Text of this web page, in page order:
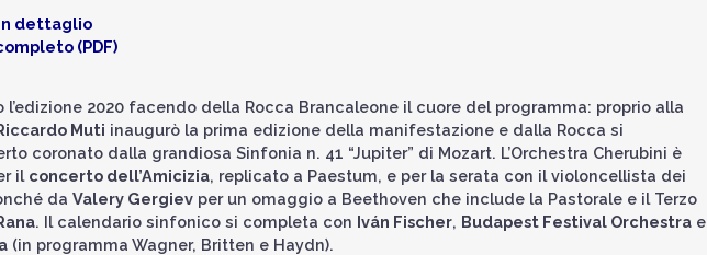
dettaglio
(PDF)
2020 facendo della Rocca Brancaleone il cuore del programma: proprio alla
Muti inaugurò la prima edizione della manifestazione e dalla Rocca si
coronato dalla grandiosa Sinfonia n. 41 “Jupiter” di Mozart. L’Orchestra Cherubini è
il concerto dell’Amicizia, replicato a Paestum, e per la serata con il violoncellista dei
da Valery Gergiev per un omaggio a Beethoven che include la Pastorale e il Terzo
. Il calendario sinfonico si completa con Iván Fischer, Budapest Festival Orchestra e
(in programma Wagner, Britten e Haydn).